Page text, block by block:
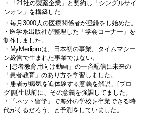
・「21社の製薬企業」と契約し「シングルサイ
ンオン」を構築した。
・毎月3000人の医療関係者が登録をし始めた。
・医学系出版社が整理した「学会コーナー」を
制作しました。
・MyMediproは、日本初の事業。タイムマシー
ン経営で生まれた事業ではない。
・[患者教育用向け動画」の一斉配信に未来の
「患者教育」のあり方を学習しました。
・患者が病気を追体験する意義を解説。[ブロ
グ]誕生以前に、その意義を強調してました。
・「ネット留学」で海外の学校を卒業できる時
代がくるだろう、と予測をしていました。